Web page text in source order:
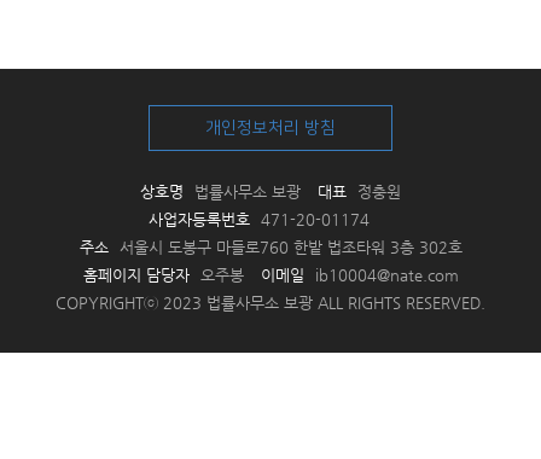
개인정보처리 방침
상호명 법률사무소 보광 대표
정충원
사업자등록번호 471-20-01174
주소
서울시 도봉구 마들로760 한밭 법조타워 3층 302호
홈페이지 담당자
오주봉 이메일
ib10004@nate.com
COPYRIGHTⓒ 2023 법률사무소 보광 ALL RIGHTS RESERVED.